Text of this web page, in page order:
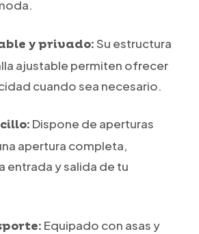
y privado:Su estructura
ajustable permiten ofrecer
cuando sea necesario.
Dispone de aperturas
apertura completa,
entrada y salida de tu
Equipado con asas y